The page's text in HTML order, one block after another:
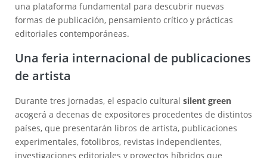
una plataforma fundamental para descubrir nuevas
formas de publicación, pensamiento crítico y prácticas
editoriales contemporáneas.
Una feria internacional de publicaciones
de artista
Durante tres jornadas, el espacio cultural silent green
acogerá a decenas de expositores procedentes de distintos
países, que presentarán libros de artista, publicaciones
experimentales, fotolibros, revistas independientes,
investigaciones editoriales y proyectos híbridos que